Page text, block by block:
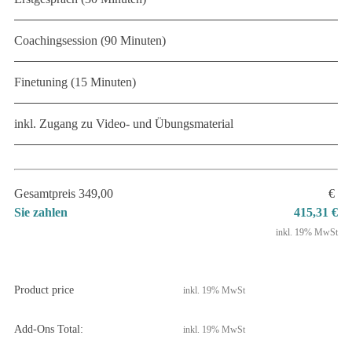
Coachingsession (90 Minuten)
Finetuning (15 Minuten)
inkl. Zugang zu Video- und Übungsmaterial
Gesamtpreis 349,00
€
Sie zahlen
415,31 €
inkl. 19% MwSt
Product price inkl. 19% MwSt
Add-Ons Total: inkl. 19% MwSt